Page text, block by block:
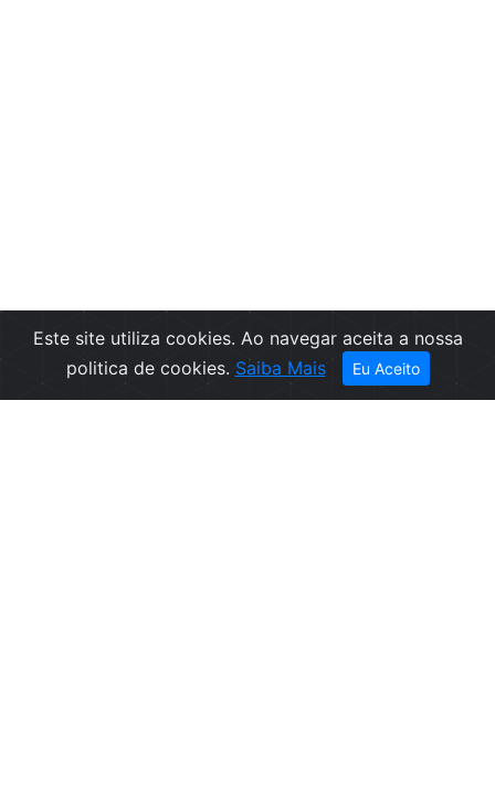
Filtros
Este site utiliza cookies. Ao navegar aceita a nossa
politica de cookies. Saiba Mais Eu Aceito